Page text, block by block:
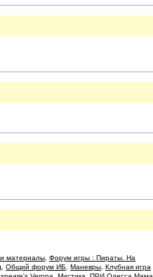
материалы Форум игры : Пираты. На
Общий форум ИБ Маневры Клубная игра